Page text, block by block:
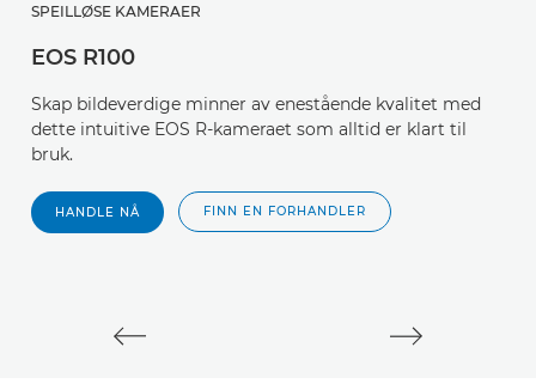
SPEILLØSE KAMERAER
EOS R100
Skap bildeverdige minner av enestående kvalitet med
dette intuitive EOS R-kameraet som alltid er klart til
bruk.
HANDLE NÅ FINN EN FORHANDLER